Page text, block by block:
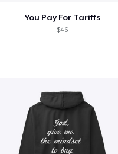
You Pay For Tariffs
$46